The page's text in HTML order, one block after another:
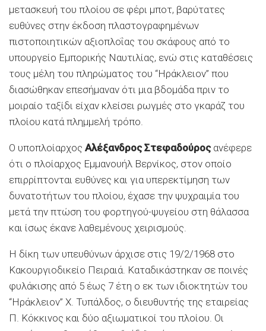
μετασκευή του πλοίου σε φέρι μποτ, βαρύτατες
ευθύνες στην έκδοση πλαστογραφημένων
πιστοποιητικών αξιοπλοΐας του σκάφους από το
υπουργείο Εμπορικής Ναυτιλίας, ενώ στις καταθέσεις
τους μέλη του πληρώματος του “Ηράκλειον” που
διασώθηκαν επεσήμαναν ότι μια βδομάδα πριν το
μοιραίο ταξίδι είχαν κλείσει ρωγμές στο γκαράζ του
πλοίου κατά πλημμελή τρόπο.
Ο υποπλοίαρχος Αλέξανδρος Στεφαδούρος ανέφερε
ότι ο πλοίαρχος Εμμανουήλ Βερνίκος, στον οποίο
επιρρίπτονται ευθύνες και για υπερεκτίμηση των
δυνατοτήτων του πλοίου, έχασε την ψυχραιμία του
μετά την πτώση του φορτηγού-ψυγείου στη θάλασσα
και ίσως έκανε λαθεμένους χειρισμούς.
Η δίκη των υπευθύνων άρχισε στις 19/2/1968 στο
Κακουργιοδικείο Πειραιά. Καταδικάστηκαν σε ποινές
φυλάκισης από 5 έως 7 έτη ο εκ των ιδιοκτητών του
“Ηράκλειον” Χ. Τυπάλδος, ο διευθυντής της εταιρείας
Π. Κόκκινος και δύο αξιωματικοί του πλοίου. Οι